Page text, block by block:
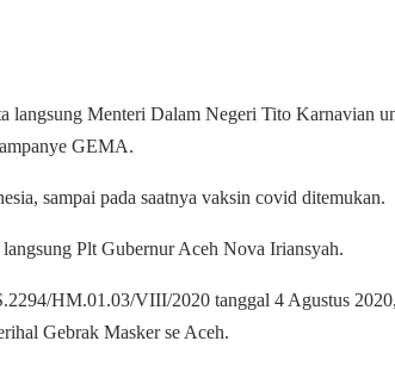
langsung Menteri Dalam Negeri Tito Karnavian
GEMA.
sampai pada saatnya vaksin covid ditemukan.
Plt Gubernur Aceh Nova Iriansyah.
HM.01.03/VIII/2020 tanggal 4 Agustus
Gebrak Masker se Aceh.